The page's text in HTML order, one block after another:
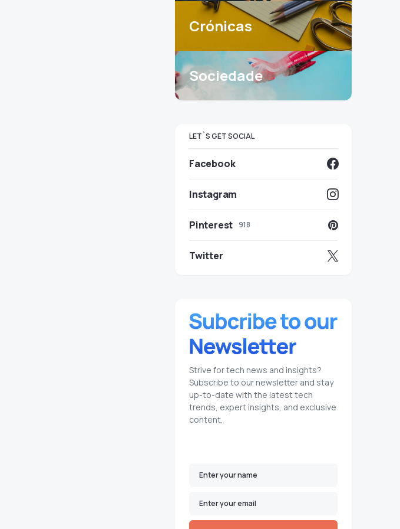
Crónicas
Sociedade
LET`S GET SOCIAL
Facebook
Instagram
Pinterest 918
Twitter
Strive for tech news and insights?
Subscribe to our newsletter and stay
up-to-date with the latest tech
trends, expert insights, and exclusive
content.